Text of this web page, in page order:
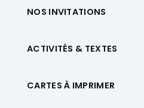
NOS INVITATIONS
ACTIVITÉS & TEXTES
CARTES À IMPRIMER